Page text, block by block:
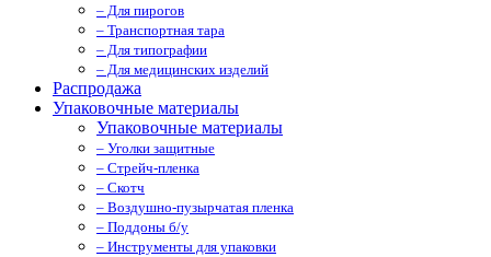
– Для пирогов
– Транспортная тара
– Для типографии
– Для медицинских изделий
Распродажа
Упаковочные материалы
Упаковочные материалы
– Уголки защитные
– Стрейч-пленка
– Скотч
– Воздушно-пузырчатая пленка
– Поддоны б/у
– Инструменты для упаковки